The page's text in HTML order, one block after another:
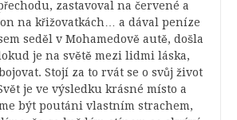
zastavoval na červené a
na křižovatkách… a dával peníze
seděl v Mohamedově autě, došla
je na světě mezi lidmi láska,
Stojí za to rvát se o svůj život
je ve výsledku krásné místo a
být poutáni vlastním strachem,